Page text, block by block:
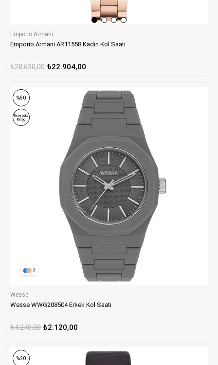
Emporio Armani
Emporio Armani AR11558 Kadın Kol Saati
₺22.904,00
₺28.630,00
2
Wesse
Wesse WWG208504 Erkek Kol Saati
₺2.120,00
₺4.240,00
%50
Ücretsiz
Kargo
%20